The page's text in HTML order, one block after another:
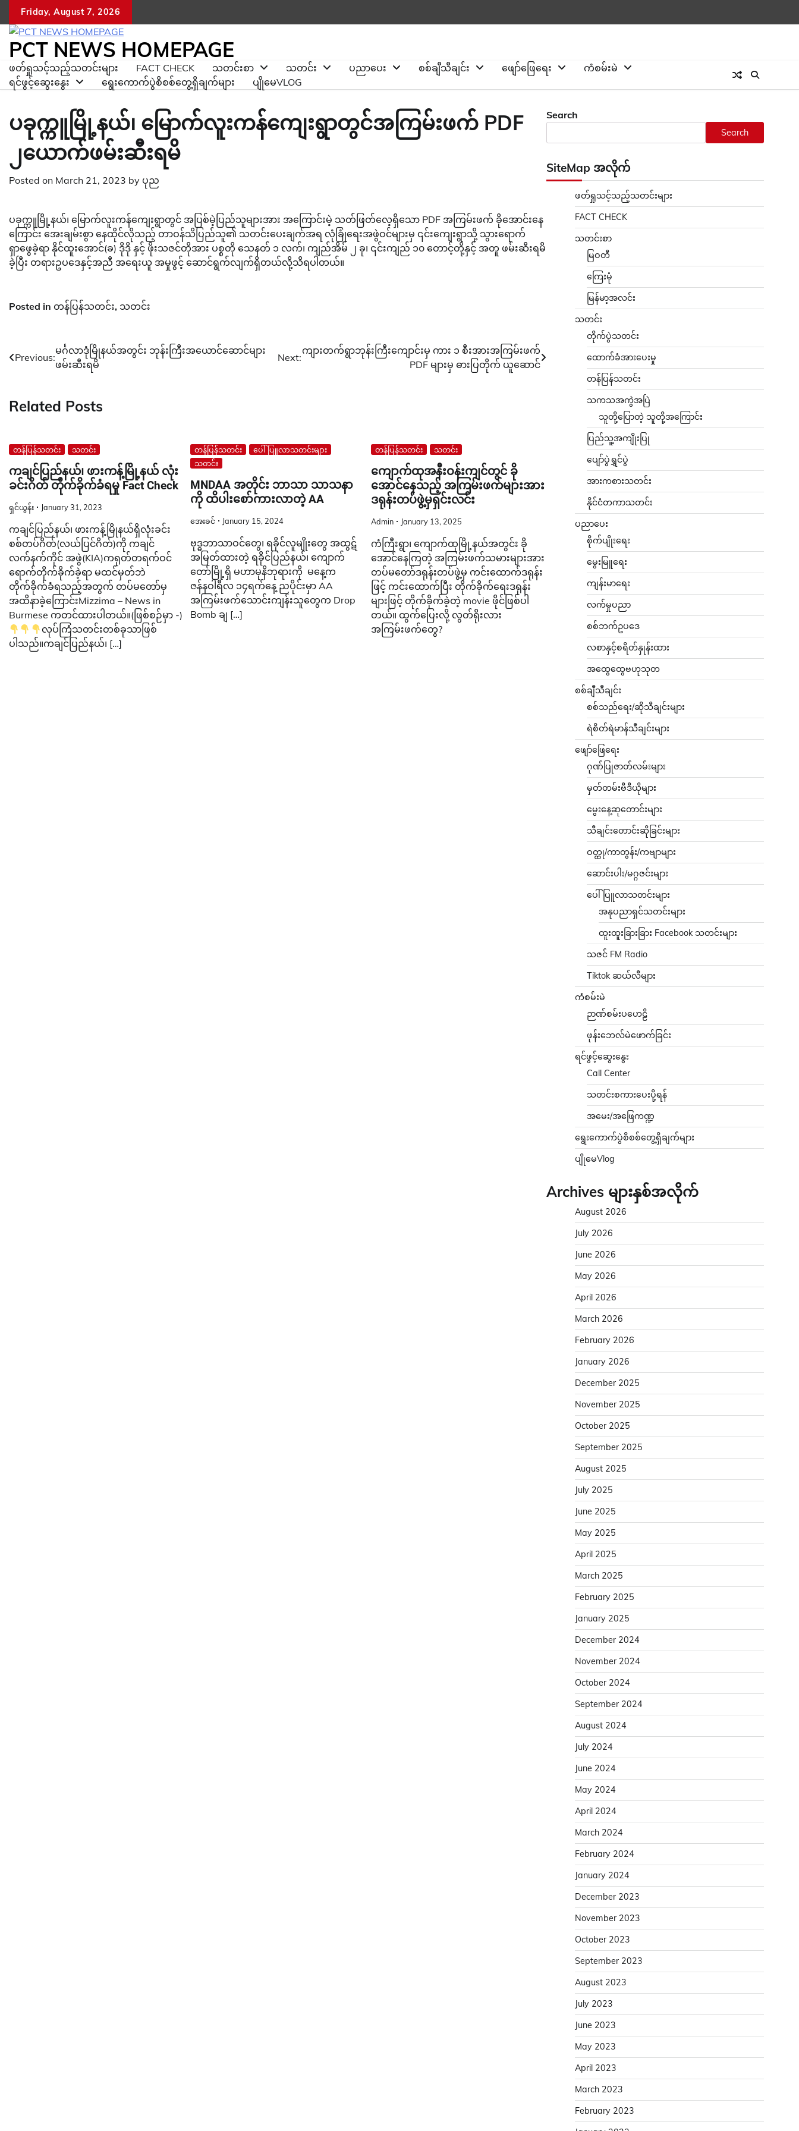
content
Friday, August 7, 2026
PCT NEWS HOMEPAGE
ဖတ်ရှုသင့်သည့်သတင်းများ FACT CHECK သတင်းစာ သတင်း ပညာပေး စစ်ချီသီချင်း ဖျော်ဖြေရေး
ကံစမ်းမဲ
ရင်ဖွင့်ဆွေးနွေး
ရွေးကောက်ပွဲစိစစ်တွေ့ရှိချက်များ ပျိုမေVLOG
ပခုက္ကူမြို့နယ်၊ မြောက်လူးကန်ကျေးရွာတွင်အကြမ်းဖက် PDF
၂ယောက်ဖမ်းဆီးရမိ
Posted on March 21, 2023 by ပုည
ပခုက္ကူမြို့နယ်၊ မြောက်လူးကန်ကျေးရွာတွင် အပြစ်မဲ့ပြည်သူများအား အကြောင်းမဲ့ သတ်ဖြတ်လေ့ရှိသော PDF အကြမ်းဖက် ခိုအောင်းနေ
ကြောင်း အေးချမ်းစွာ နေထိုင်လိုသည့် တာဝန်သိပြည်သူ၏ သတင်းပေးချက်အရ လုံခြုံရေးအဖွဲဝင်များမှ ၎င်းကျေးရွာသို့ သွားရောက်
ရှာဖွေခဲ့ရာ နိုင်ထူးအောင်(ခ) ဒိုဒို နှင့် ဖိုးသဇင်တိုအား ပစ္စတို သေနတ် ၁ လက်၊ ကျည်အိမ် ၂ ခု၊ ၎င်းကျည် ၁၀ တောင့်တို့နှင့် အတူ ဖမ်းဆီးရမိ
ခဲ့ပြီး တရားဥပဒေနှင့်အညီ အရေးယူ အမှုဖွင့် ဆောင်ရွက်လျက်ရှိတယ်လို့သိရပါတယ်။
Posted in တန်ပြန်သတင်း, သတင်း
Post
Previous:
မင်္ဂလာဒုံမြိုနယ်အတွင်း ဘုန်းကြီးအယောင်ဆောင်များ
ဖမ်းဆီးရမိ
Next:
ကျားတက်ရွာဘုန်းကြီးကျောင်းမှ ကား ၁ စီးအားအကြမ်းဖက်
PDF များမှ ဓားပြတိုက် ယူဆောင်
Related Posts
တန်ပြန်သတင်း သတင်း
ကချင်ပြည်နယ်၊ ဖားကန့်မြို့နယ် လုံး
ခင်းဂိတ် တိုက်ခိုက်ခံရမှု Fact Check
ရှင်ယွန်း January 31, 2023
ကချင်ပြည်နယ်၊ ဖားကန့်မြိုနယ်ရှိလုံးခင်း
စစ်တပ်ဂိတ်(လယ်ပြင်ဂိတ်)ကို ကချင်
လက်နက်ကိုင် အဖွဲ(KIA)ကရုတ်တရက်ဝင်
ရောက်တိုက်ခိုက်ခဲ့ရာ မထင်မှတ်ဘဲ
တိုက်ခိုက်ခံရသည့်အတွက် တပ်မတော်မှ
အထိနာခဲ့ကြောင်းMizzima – News in
Burmese ကတင်ထားပါတယ်။(ဖြစ်စဉ်မှာ -)
လုပ်ကြံသတင်းတစ်ခုသာဖြစ်
ပါသည်။ကချင်ပြည်နယ်၊ […]
တန်ပြန်သတင်း
ပေါ်ပြူလာသတင်းများ
သတင်း
MNDAA အတိုင်း ဘာသာ သာသနာ
ကို ထိပါးစော်ကားလာတဲ့ AA
အေးခင် January 15, 2024
ဗုဒ္ဓဘာသာဝင်တွေ၊ ရခိုင်လူမျိုးတွေ အထွဋ်
အမြတ်ထားတဲ့ ရခိုင်ပြည်နယ်၊ ကျောက်
တော်မြို့ရှိ မဟာမုနိဘုရားကို မနေ့က
ဇန်နဝါရီလ ၁၄ရက်နေ့ ညပိုင်းမှာ AA
အကြမ်းဖက်သောင်းကျန်းသူတွေက Drop
Bomb ချ […]
တန်ပြန်သတင်း သတင်း
ကျောက်ထုအနီးဝန်းကျင်တွင် ခို
အောင်နေသည့် အကြမ်းဖက်များအား
ဒရုန်းတပ်ဖွဲ့မှရှင်းလင်း
Admin January 13, 2025
ကံကြီးရွာ၊ ကျောက်ထုမြို့နယ်အတွင်း ခို
အောင်နေကြတဲ့ အကြမ်းဖက်သမားများအား
တပ်မတော်ဒရုန်းတပ်ဖွဲ့မှ ကင်းထောက်ဒရုန်း
ဖြင့် ကင်းထောက်ပြီး တိုက်ခိုက်ရေးဒရုန်း
များဖြင့် တိုက်ခိုက်ခဲ့တဲ့ movie ဖိုင်ဖြစ်ပါ
တယ်။ ထွက်ပြေးလို့ လွတ်ရိုးလား
အကြမ်းဖက်တွေ?
Search
Search
SiteMap အလိုက်
ဖတ်ရှုသင့်သည့်သတင်းများ
FACT CHECK
သတင်းစာ
မြဝတီ
ကြေးမုံ
မြန်မာ့အလင်း
သတင်း
တိုက်ပွဲသတင်း
ထောက်ခံအားပေးမှု
တန်ပြန်သတင်း
သကသအကွဲအပြဲ
သူတို့ပြောတဲ့ သူတို့အကြောင်း
ပြည်သူ့အကျိုးပြု
ပျော်ပွဲရွှင်ပွဲ
အားကစားသတင်း
နိုင်ငံတကာသတင်း
ပညာပေး
စိုက်ပျိုးရေး
မွေးမြူရေး
ကျန်းမာရေး
လက်မှုပညာ
စစ်ဘက်ဥပဒေ
လစာနှင့်စရိတ်နှုန်းထား
အထွေထွေဗဟုသုတ
စစ်ချီသီချင်း
စစ်သည်ရေး/ဆိုသီချင်းများ
ရဲစိတ်ရဲမာန်သီချင်းများ
ဖျော်ဖြေရေး
ဂုဏ်ပြုဇာတ်လမ်းများ
မှတ်တမ်းဗီဒီယိုများ
မွေးနေ့ဆုတောင်းများ
သီချင်းတောင်းဆိုခြင်းများ
ဝတ္ထု/ကာတွန်း/ကဗျာများ
ဆောင်းပါး/မဂ္ဂဇင်းများ
ပေါ်ပြူလာသတင်းများ
အနုပညာရှင်သတင်းများ
ထူးထူးခြားခြား Facebook သတင်းများ
သဇင် FM Radio
Tiktok ဆယ်လီများ
ကံစမ်းမဲ
ဉာဏ်စမ်းပဟေဠိ
ဖုန်းဘေလ်မဲဖောက်ခြင်း
ရင်ဖွင့်ဆွေးနွေး
Call Center
သတင်းစကားပေးပို့ရန်
အမေး/အဖြေကဏ္ဍ
ရွေးကောက်ပွဲစိစစ်တွေ့ရှိချက်များ
ပျိုမေVlog
Archives များနှစ်အလိုက်
August 2026
July 2026
June 2026
May 2026
April 2026
March 2026
February 2026
January 2026
December 2025
November 2025
October 2025
September 2025
August 2025
July 2025
June 2025
May 2025
April 2025
March 2025
February 2025
January 2025
December 2024
November 2024
October 2024
September 2024
August 2024
July 2024
June 2024
May 2024
April 2024
March 2024
February 2024
January 2024
December 2023
November 2023
October 2023
September 2023
August 2023
July 2023
June 2023
May 2023
April 2023
March 2023
February 2023